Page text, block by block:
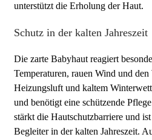
unterstützt die Erholung der Haut.
Schutz in der kalten Jahreszeit
Die zarte Babyhaut reagiert
Temperaturen, rauen Wind und
Heizungsluft und kaltem
und benötigt eine schützende
stärkt die Hautschutzbarriere und
Begleiter in der kalten Jahreszeit.